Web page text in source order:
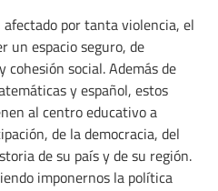
afectado por tanta violencia, el
un espacio seguro, de
social. Además de
y español, estos
al centro educativo a
de la democracia, del
de su país y de su región.
imponernos la política